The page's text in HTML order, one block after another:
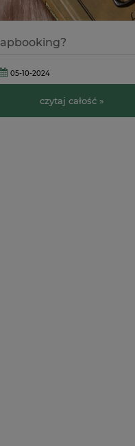
05-10-2024
czytaj całość »